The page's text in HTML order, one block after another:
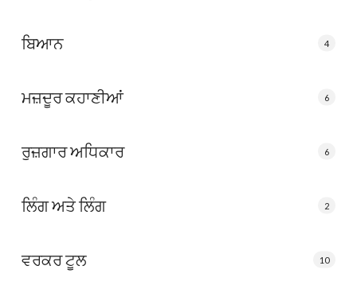
ਬਿਆਨ 4
ਮਜ਼ਦੂਰ ਕਹਾਣੀਆਂ 6
ਰੁਜ਼ਗਾਰ ਅਧਿਕਾਰ 6
ਲਿੰਗ ਅਤੇ ਲਿੰਗ 2
ਵਰਕਰ ਟੂਲ 10